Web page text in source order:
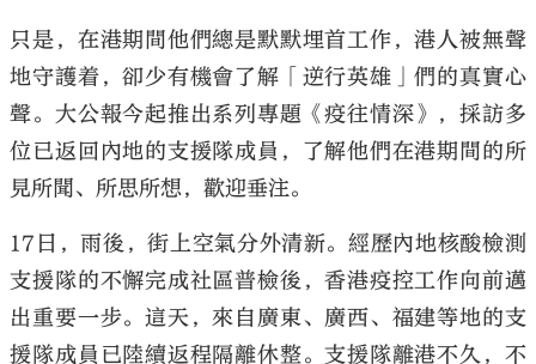
只是，在港期間他們總是默默埋首工作，港人被無聲
地守護着，卻少有機會了解「逆行英雄」們的真實心
聲。大公報今起推出系列專題《疫往情深》，採訪多
位已返回內地的支援隊成員，了解他們在港期間的所
見所聞、所思所想，歡迎垂注。
17日，雨後，街上空氣分外清新。經歷內地核酸檢測
支援隊的不懈完成社區普檢後，香港疫控工作向前邁
出重要一步。這天，來自廣東、廣西、福建等地的支
援隊成員已陸續返程隔離休整。支援隊離港不久，不